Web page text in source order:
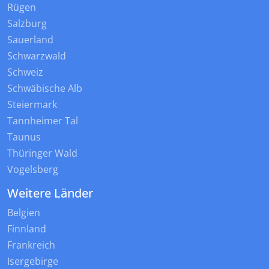
Rügen
Salzburg
Sauerland
Schwarzwald
Schweiz
Schwäbische Alb
Steiermark
Tannheimer Tal
Taunus
Thüringer Wald
Vogelsberg
Weitere Länder
Belgien
Finnland
Frankreich
Isergebirge